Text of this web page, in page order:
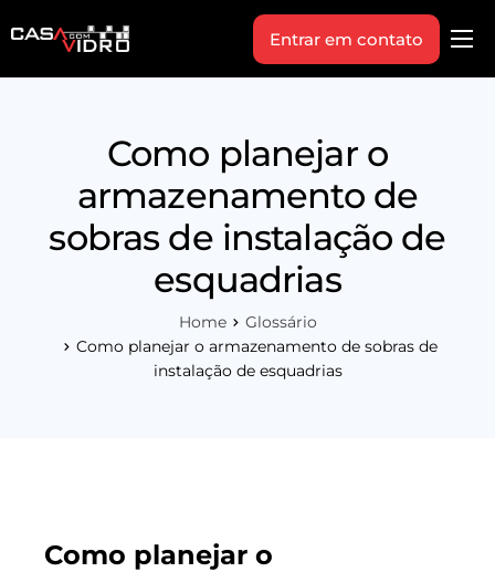
Produtos
Workshop
Sobre Nós
Entrar em contato
Como planejar o
armazenamento de
sobras de instalação de
esquadrias
Home
Glossário
Como planejar o armazenamento de sobras de
instalação de esquadrias
Como planejar o